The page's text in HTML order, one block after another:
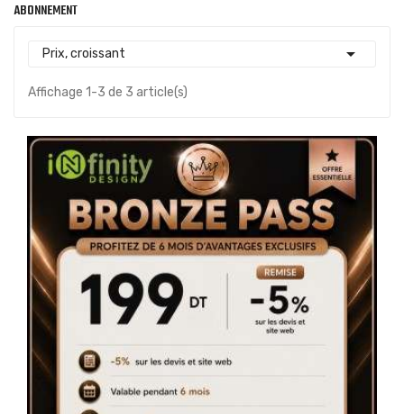
ABONNEMENT
Prix, croissant 
Affichage 1-3 de 3 article(s)